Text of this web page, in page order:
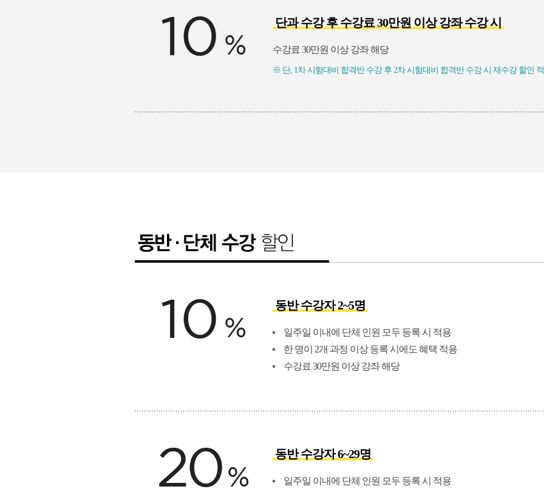
단과 수강 후 수강료 30만원 이상 강좌 수강 시
수강료 30만원 이상 강좌 해당
※ 단, 1차 시험대비 합격반 수강 후 2차 시험대비 합격반 수강 시 재수강 할인
동반 수강자 2~5명
일주일 이내에 단체 인원 모두 등록 시 적용
한 명이 2개 과정 이상 등록 시에도 혜택 적용
수강료 30만원 이상 강좌 해당
동반 수강자 6~29명
일주일 이내에 단체 인원 모두 등록 시 적용